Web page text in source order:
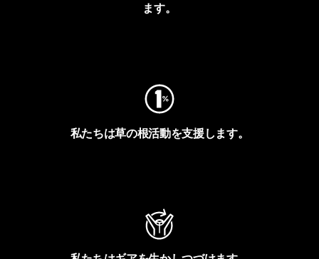
ます。
私たちは草の根活動を支援します。